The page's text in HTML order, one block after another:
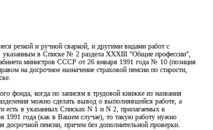
резкой и ручной сваркой, и другими видами работ с
указанным в Списке № 2 раздела XXXIII "Общие профессии",
министров СССР от 26 января 1991 года № 10 (позиция
на досрочное назначение страховой пенсии по старости,
фонда, когда по записям в трудовой книжке из названия
можно сделать вывод о выполнявшейся работе, а
есть в указанных Списках N 1 и N 2, прилагаемых к
1991 года (как в Вашем случае), то такую работу нужно
досрочной пенсии, причем без дополнительной проверки.